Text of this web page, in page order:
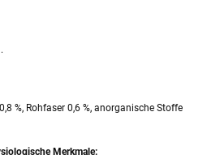
%, Rohfaser 0,6 %, anorganische Stoffe
Merkmale: